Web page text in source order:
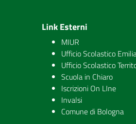
Link Esterni
MIUR
Ufficio Scolastico
Ufficio Scolastico
Scuola in Chiaro
Iscrizioni On LIne
Invalsi
Comune di Bologna